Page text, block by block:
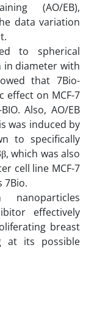
(AO/EB),
data variation
to spherical
in diameter with
that 7Bio-
effect on MCF-7
Also, AO/EB
was induced by
to specifically
which was also
cell line MCF-7
7Bio.
effectively
breast
at its possible